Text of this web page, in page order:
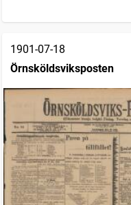
1901-07-18
Örnsköldsviksposten